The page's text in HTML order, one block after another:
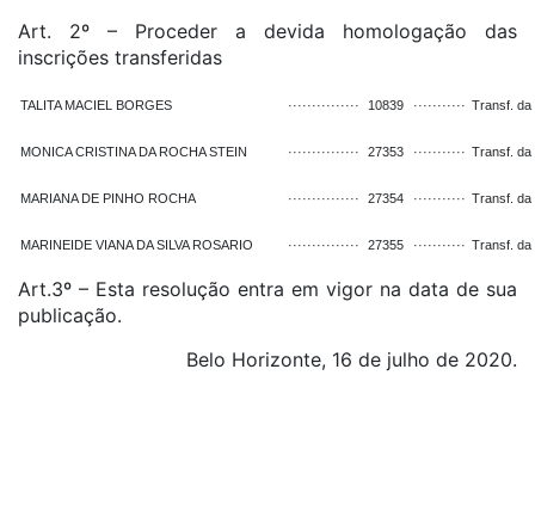
Art. 2º – Proceder a devida homologação das
inscrições transferidas
TALITA MACIEL BORGES ··············· 10839 ··········· Transf. da
MONICA CRISTINA DA ROCHA STEIN ··············· 27353 ··········· Transf. da
MARIANA DE PINHO ROCHA ··············· 27354 ··········· Transf. da
MARINEIDE VIANA DA SILVA ROSARIO ··············· 27355 ··········· Transf. da
Art.3º – Esta resolução entra em vigor na data de sua
publicação.
Belo Horizonte, 16 de julho de 2020.